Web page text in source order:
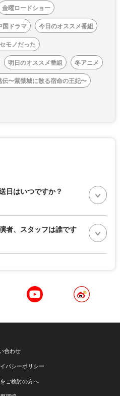
金曜ロードショー
国ドラマ
今日のオススメ番組
モノだった
明日のオススメ番組
冬アニメ
伝〜紫禁城に散る宿命の王妃〜
日はいつですか？
者、スタッフは誰です
合わせ
バシーポリシー
ご検討の方へ